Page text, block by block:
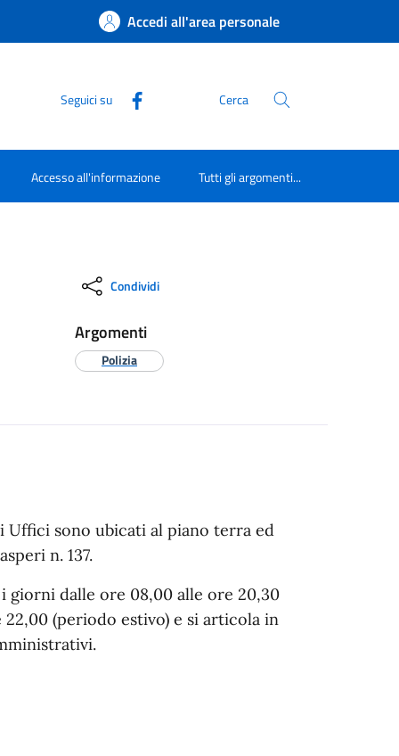
Accedi all'area personale
Seguici su Cerca
Accesso all'informazione Tutti gli argomenti...
Condividi
Argomenti
Polizia
sono ubicati al piano terra ed
n. 137.
dalle ore 08,00 alle ore 20,30
(periodo estivo) e si articola in